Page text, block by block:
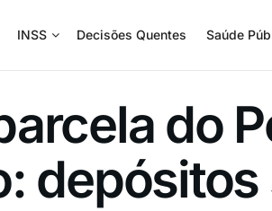
INSS Decisões Quentes Saúde
do